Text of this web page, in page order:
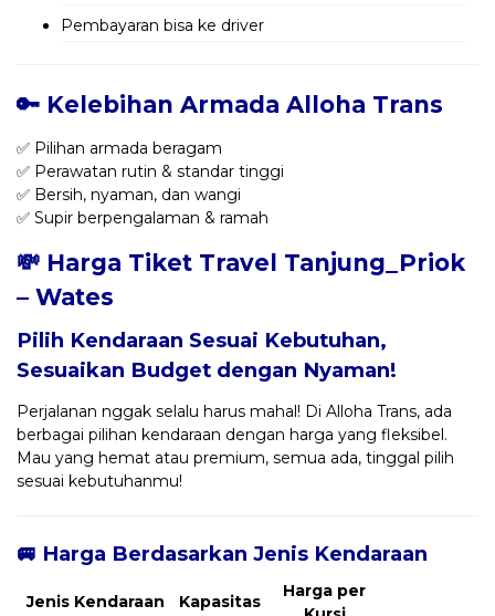
Pembayaran bisa ke driver
🔑 Kelebihan Armada Alloha Trans
✅ Pilihan armada beragam
✅ Perawatan rutin & standar tinggi
✅ Bersih, nyaman, dan wangi
✅ Supir berpengalaman & ramah
💸 Harga Tiket Travel Tanjung_Priok
– Wates
Pilih Kendaraan Sesuai Kebutuhan,
Sesuaikan Budget dengan Nyaman!
Perjalanan nggak selalu harus mahal! Di Alloha Trans, ada
berbagai pilihan kendaraan dengan harga yang fleksibel.
Mau yang hemat atau premium, semua ada, tinggal pilih
sesuai kebutuhanmu!
🚐 Harga Berdasarkan Jenis Kendaraan
Jenis Kendaraan Kapasitas
Harga per